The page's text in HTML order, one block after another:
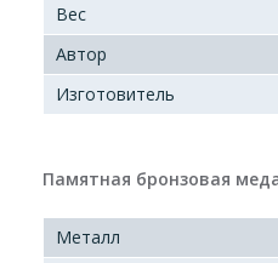
Вес
Автор
Изготовитель
Памятная бронзовая
Металл